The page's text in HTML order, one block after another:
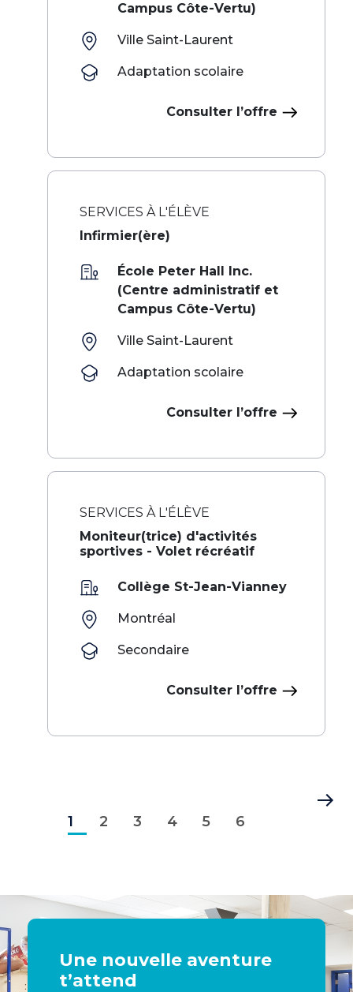
Campus Côte-Vertu)
Ville Saint-Laurent
Adaptation scolaire
Consulter l’offre
SERVICES À L'ÉLÈVE
Infirmier(ère)
École Peter Hall Inc.
(Centre administratif et
Campus Côte-Vertu)
Ville Saint-Laurent
Adaptation scolaire
Consulter l’offre
SERVICES À L'ÉLÈVE
‌ ‍ ​‍​‍‌‍Moniteur(trice) d'activités
sportives - Volet récréatif​​​ ‌ ​‍‌‍‍‌‌‍‌ ‌‍‍‌‌‍ ‍​‍​‍​ ‍‍​‍​‍‌ ​ ‌‍​‌‌‍ ‍‌‍‍‌‌ ‌​‌ ‍‌​‍ ‍‌‍‍‌‌‍ ​‍​‍​‍ ​​‍​‍‌‍‍​‌ ​‍‌‍‌‌‌‍‌‍​‍​‍​ ‍‍​‍​‍‌‍‍​‌ ‌​‌ ‌​‌ ​​‌ ​ ​ ‍‍​‍ ​‍ ‌‍​ ‌ ​ ‌‍‍‍‌ ‌‍​‍ ‌‌ ​ ‌ ‌​‌ ‌‌‌‍‌​‌‍‍‌‌‍ ​
Collège St-Jean-Vianney
Montréal
Secondaire
Consulter l’offre
courante
1
2
3
4
5
6
Dernière
Une nouvelle aventure
t’attend